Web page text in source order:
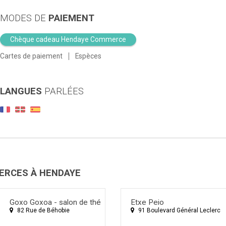
MODES DE PAIEMENT
Chèque cadeau Hendaye Commerce
Cartes de paiement Espèces
LANGUES PARLÉES
À HENDAYE
Goxo Goxoa - salon de thé
82 Rue de Béhobie
Etxe Peio
91 Boulevard Général Leclerc